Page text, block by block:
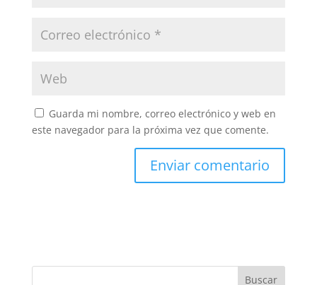
Guarda mi nombre, correo electrónico y web en
este navegador para la próxima vez que comente.